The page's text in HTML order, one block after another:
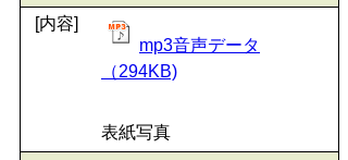
[内容]
mp3音声データ
（294KB)
表紙写真